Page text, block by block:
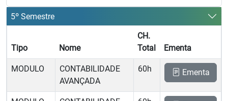
5º Semestre
Tipo Nome
CH.
Total
Ementa
MODULO
CONTABILIDADE
AVANÇADA
60h Ementa